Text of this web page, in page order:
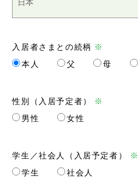
入居者さまとの続柄 ※
本人
父 母
性別（入居予定者） ※
男性
女性
学生／社会人（入居予定者）
※
学生
社会人